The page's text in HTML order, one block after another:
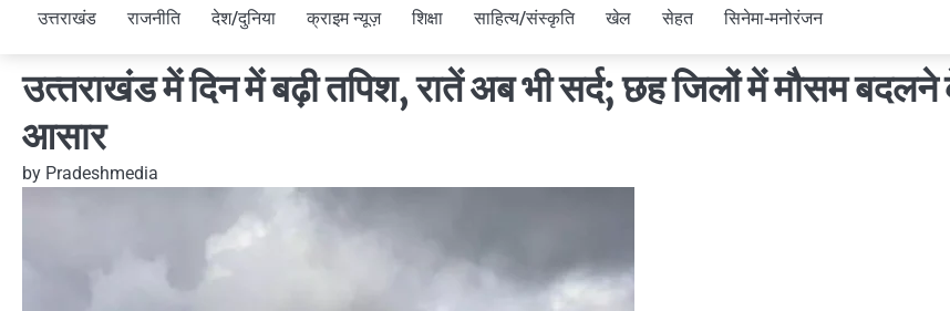
उत्तराखंड राजनीति देश/दुनिया क्राइम न्यूज़ शिक्षा साहित्य/संस्कृति खेल सेहत सिनेमा-मनोरंजन
उत्‍तराखंड में दिन में बढ़ी तपिश, रातें अब भी सर्द; छह जिलों में मौसम
आसार
by Pradeshmedia